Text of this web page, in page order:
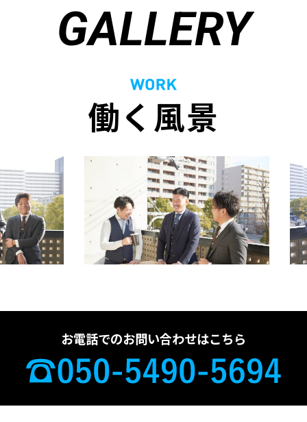
GALLERY
働く風景
お電話でのお問い合わせはこちら